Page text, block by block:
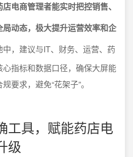
电商管理者能实时把控销售、
动态，极大提升运营效率和企
中，建议与IT、财务、运营、药
指标和数据口径，确保大屏能
要求，避免“花架子”。
工具，赋能药店电
级